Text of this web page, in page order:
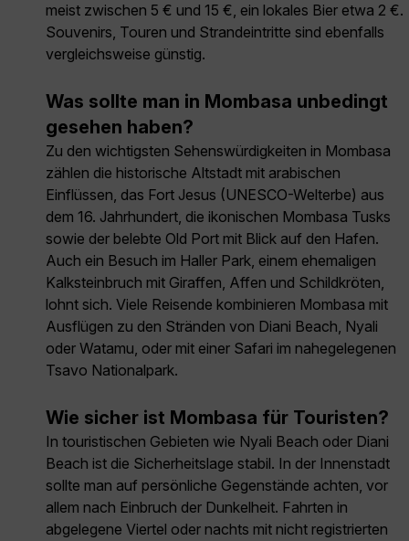
meist zwischen 5 € und 15 €, ein lokales Bier etwa 2 €.
Souvenirs, Touren und Strandeintritte sind ebenfalls
vergleichsweise günstig.
Was sollte man in Mombasa unbedingt
gesehen haben?
Zu den wichtigsten Sehenswürdigkeiten in Mombasa
zählen die historische Altstadt mit arabischen
Einflüssen, das Fort Jesus (UNESCO-Welterbe) aus
dem 16. Jahrhundert, die ikonischen Mombasa Tusks
sowie der belebte Old Port mit Blick auf den Hafen.
Auch ein Besuch im Haller Park, einem ehemaligen
Kalksteinbruch mit Giraffen, Affen und Schildkröten,
lohnt sich. Viele Reisende kombinieren Mombasa mit
Ausflügen zu den Stränden von Diani Beach, Nyali
oder Watamu, oder mit einer Safari im nahegelegenen
Tsavo Nationalpark.
Wie sicher ist Mombasa für Touristen?
In touristischen Gebieten wie Nyali Beach oder Diani
Beach ist die Sicherheitslage stabil. In der Innenstadt
sollte man auf persönliche Gegenstände achten, vor
allem nach Einbruch der Dunkelheit. Fahrten in
abgelegene Viertel oder nachts mit nicht registrierten